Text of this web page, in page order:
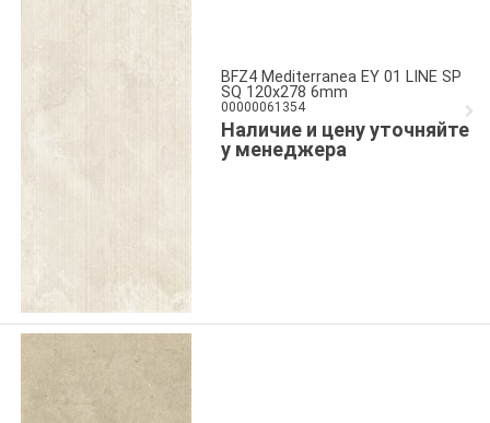
BFZ4 Mediterranea EY 01 LINE SP
SQ 120x278 6mm
00000061354
Наличие и цену уточняйте
у менеджера